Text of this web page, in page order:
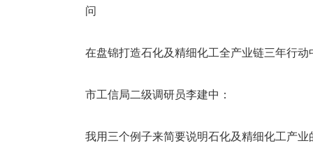
问
在盘锦打造石化及精细化工全产业链三年行动
市工信局二级调研员李建中：
我用三个例子来简要说明石化及精细化工产业